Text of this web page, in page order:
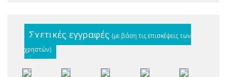
Σχετικές εγγραφές (με βάση τις επισκέψεις των
χρηστών)